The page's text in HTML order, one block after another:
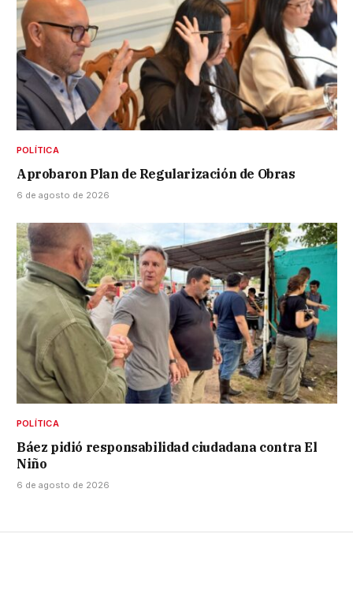
POLÍTICA
Aprobaron Plan de Regularización de Obras
6 de agosto de 2026
POLÍTICA
Báez pidió responsabilidad ciudadana contra El
Niño
6 de agosto de 2026